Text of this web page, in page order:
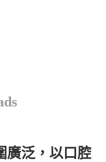
廣泛，以口腔